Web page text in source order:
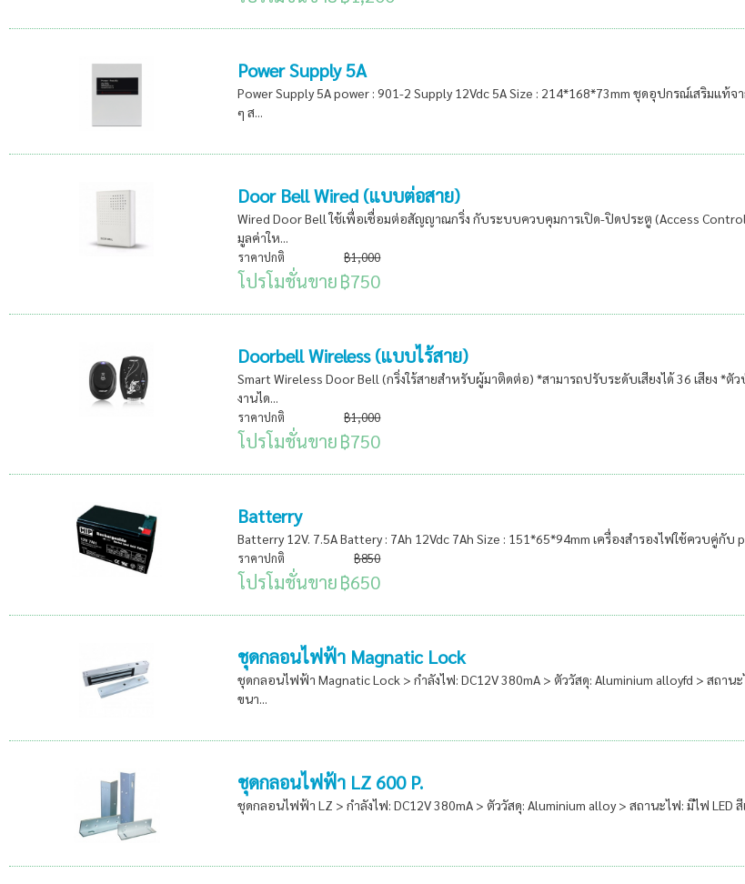
Power Supply 5A
Power Supply 5A power : 901-2 Supply 12Vdc 5A Size : 214*168*73mm ชุดอุปกรณ์เสริม
ๆ ส...
Door Bell Wired (แบบต่อสาย)
Wired Door Bell ใช้เพื่อเชื่อมต่อสัญญาณกริ่ง กับระบบควบคุมการเปิด-ปิดประตู (Access
มูลค่าให...
ราคาปกติ ฿1,000
โปรโมชั่นขาย฿750
Doorbell Wireless (แบบไร้สาย)
Smart Wireless Door Bell (กริ่งใร้สายสำหรับผู้มาติดต่อ) *สามารถปรับระดับเสียงได้ 36 เสีย
งานได...
ราคาปกติ ฿1,000
โปรโมชั่นขาย฿750
Batterry
Batterry 12V. 7.5A Battery : 7Ah 12Vdc 7Ah Size : 151*65*94mm เครื่องสำรองไฟใช้ควบคู่
ราคาปกติ ฿850
โปรโมชั่นขาย฿650
ชุดกลอนไฟฟ้า Magnatic Lock
ชุดกลอนไฟฟ้า Magnatic Lock > กำลังไฟ: DC12V 380mA > ตัววัสดุ: Aluminium alloyfd > สถาน
ขนา...
ชุดกลอนไฟฟ้า LZ 600 P.
ชุดกลอนไฟฟ้า LZ > กำลังไฟ: DC12V 380mA > ตัววัสดุ: Aluminium alloy > สถานะไฟ: มีไฟ LED